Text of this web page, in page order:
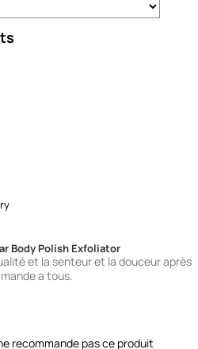
Body Polish Exfoliator
et la senteur et la douceur après
a tous.
recommande pas ce produit